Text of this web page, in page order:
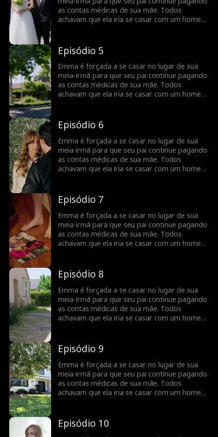
motivo pelo qual Tommy concordou em se
casar com Emma vem à tona, Emma terá que
mãe.
as contas médicas de sua mãe. Todos
achavam que ela iria se casar com um homem
Anderson. Tommy desenvolve um carinho
especial por Emma, apoiando secretamente
sua carreira e protegendo-a quando
necessário. Mas quando a verdade sobre o
motivo pelo qual Tommy concordou em se
casar com Emma vem à tona, Emma terá que
mãe.
Episódio 5
Emma é forçada a se casar no lugar de sua
meia-irmã para que seu pai continue pagando
as contas médicas de sua mãe. Todos
achavam que ela iria se casar com um homem
Anderson. Tommy desenvolve um carinho
especial por Emma, apoiando secretamente
sua carreira e protegendo-a quando
necessário. Mas quando a verdade sobre o
motivo pelo qual Tommy concordou em se
casar com Emma vem à tona, Emma terá que
mãe.
Episódio 6
Emma é forçada a se casar no lugar de sua
meia-irmã para que seu pai continue pagando
as contas médicas de sua mãe. Todos
achavam que ela iria se casar com um homem
Anderson. Tommy desenvolve um carinho
especial por Emma, apoiando secretamente
sua carreira e protegendo-a quando
necessário. Mas quando a verdade sobre o
motivo pelo qual Tommy concordou em se
casar com Emma vem à tona, Emma terá que
mãe.
Episódio 7
Emma é forçada a se casar no lugar de sua
meia-irmã para que seu pai continue pagando
as contas médicas de sua mãe. Todos
achavam que ela iria se casar com um homem
Anderson. Tommy desenvolve um carinho
especial por Emma, apoiando secretamente
sua carreira e protegendo-a quando
necessário. Mas quando a verdade sobre o
motivo pelo qual Tommy concordou em se
casar com Emma vem à tona, Emma terá que
mãe.
Episódio 8
Emma é forçada a se casar no lugar de sua
meia-irmã para que seu pai continue pagando
as contas médicas de sua mãe. Todos
achavam que ela iria se casar com um homem
Anderson. Tommy desenvolve um carinho
especial por Emma, apoiando secretamente
sua carreira e protegendo-a quando
necessário. Mas quando a verdade sobre o
motivo pelo qual Tommy concordou em se
casar com Emma vem à tona, Emma terá que
mãe.
Episódio 9
Emma é forçada a se casar no lugar de sua
meia-irmã para que seu pai continue pagando
as contas médicas de sua mãe. Todos
achavam que ela iria se casar com um homem
Anderson. Tommy desenvolve um carinho
especial por Emma, apoiando secretamente
Episódio 10